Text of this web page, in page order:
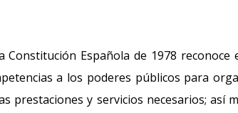
Constitución Española de 1978
a los poderes públicos para
prestaciones y servicios necesarios; así